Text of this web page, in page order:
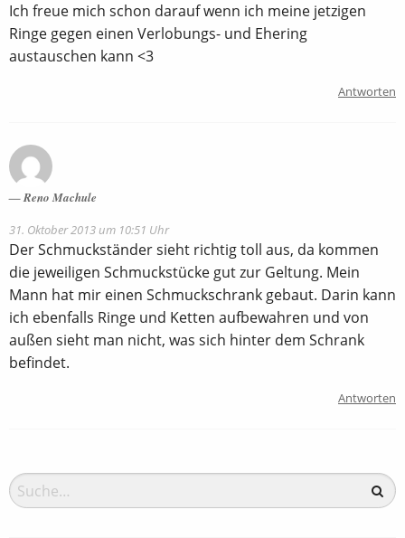
Ich freue mich schon darauf wenn ich meine jetzigen
Ringe gegen einen Verlobungs- und Ehering
austauschen kann <3
Antworten
Reno Machule
31. Oktober 2013 um 10:51 Uhr
Der Schmuckständer sieht richtig toll aus, da kommen
die jeweiligen Schmuckstücke gut zur Geltung. Mein
Mann hat mir einen Schmuckschrank gebaut. Darin kann
ich ebenfalls Ringe und Ketten aufbewahren und von
außen sieht man nicht, was sich hinter dem Schrank
befindet.
Antworten